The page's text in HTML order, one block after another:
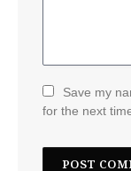
Save my
for the next